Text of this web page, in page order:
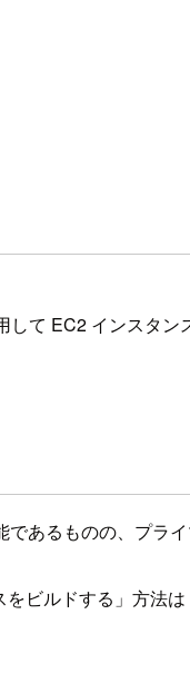
て EC2 インスタ
あるものの、プラ
ビルドする」方法は